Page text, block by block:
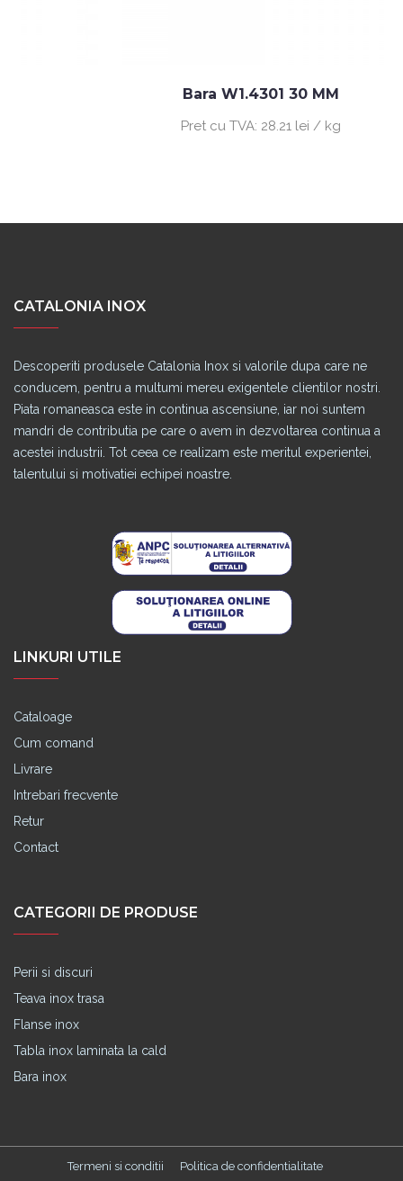
Bara W1.4301 30 MM
Pret cu TVA:28.21 lei / kg
CATALONIA INOX
Descoperiti produsele Catalonia Inox si valorile dupa care ne
conducem, pentru a multumi mereu exigentele clientilor nostri.
Piata romaneasca este in continua ascensiune, iar noi suntem
mandri de contributia pe care o avem in dezvoltarea continua a
acestei industrii. Tot ceea ce realizam este meritul experientei,
talentului si motivatiei echipei noastre.
LINKURI UTILE
Cataloage
Cum comand
Livrare
Intrebari frecvente
Retur
Contact
CATEGORII DE PRODUSE
Perii si discuri
Teava inox trasa
Flanse inox
Tabla inox laminata la cald
Bara inox
Termeni si conditii Politica de confidentialitate